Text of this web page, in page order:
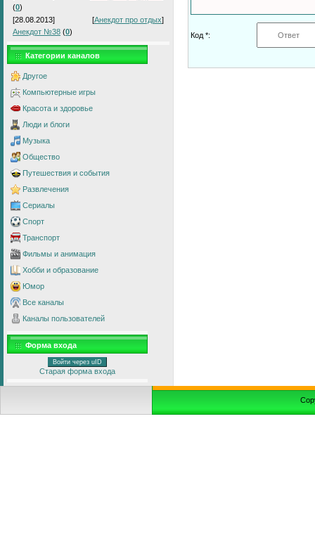
(0)
[28.08.2013]
[Анекдот про отдых]
Анекдот №38 (0)
Категории каналов
Другое
Компьютерные игры
Красота и здоровье
Люди и блоги
Музыка
Общество
Путешествия и события
Развлечения
Сериалы
Спорт
Транспорт
Фильмы и анимация
Хобби и образование
Юмор
Все каналы
Каналы пользователей
Форма входа
Войти через uID
Старая форма входа
Код *: